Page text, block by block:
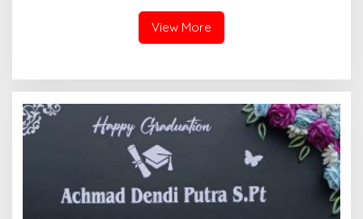
View More